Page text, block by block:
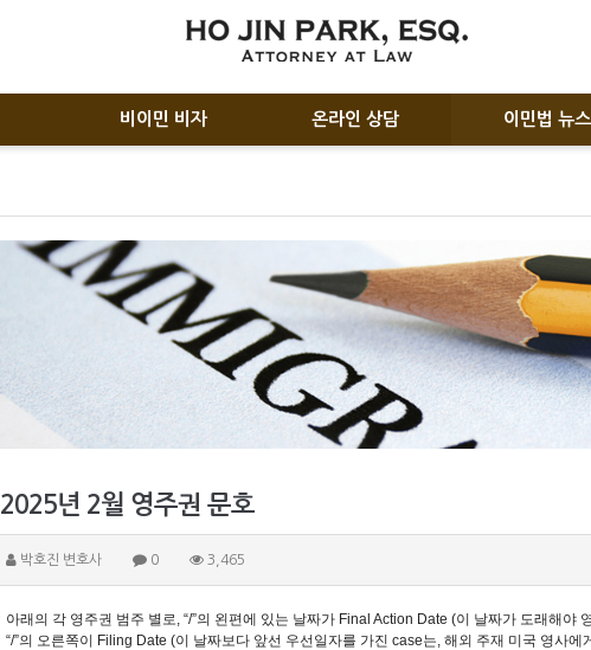
비이민 비자 온라인 상담 이민법 뉴스
2025년 2월 영주권 문호
박호진 변호사 0 3,465
아래의 각 영주권 범주 별로 “/”의 왼편에 있는 날짜가 Final Action Date (이 날짜가 도래해야
“/”의 오른쪽이 Filing Date (이 날짜보다 앞선 우선일자를 가진 case는 해외 주재 미국 영사에